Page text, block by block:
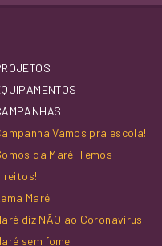
Vamos pra escola!
da Maré. Temos
Maré
diz NÃO ao Coronavírus
sem fome